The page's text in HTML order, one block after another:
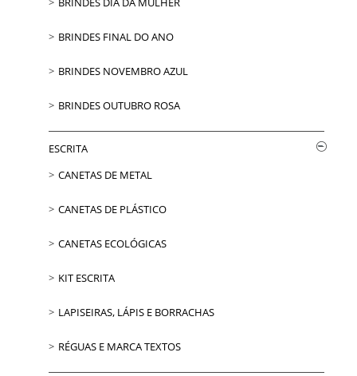
BRINDES FINAL DO ANO
BRINDES NOVEMBRO AZUL
BRINDES OUTUBRO ROSA
ESCRITA
CANETAS DE METAL
CANETAS DE PLÁSTICO
CANETAS ECOLÓGICAS
KIT ESCRITA
LAPISEIRAS, LÁPIS E BORRACHAS
RÉGUAS E MARCA TEXTOS